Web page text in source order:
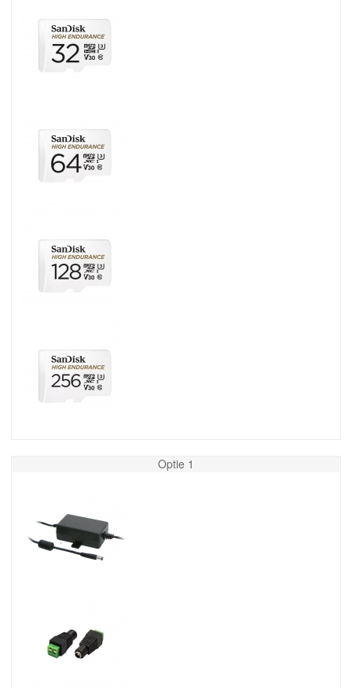
Optie 1